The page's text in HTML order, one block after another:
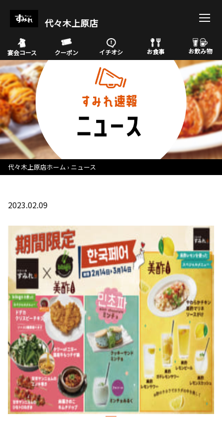
代々木上原店
宴会コース クーポン イチオシ お食事 お飲み物
代々木上原店ホーム ニュース
2023.02.09